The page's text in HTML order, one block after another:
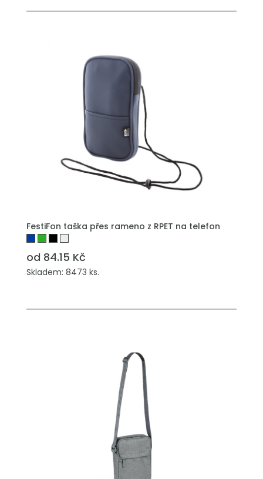
FestiFon taška přes rameno z RPET na telefon
od 84.15 Kč
Skladem: 8473 ks.